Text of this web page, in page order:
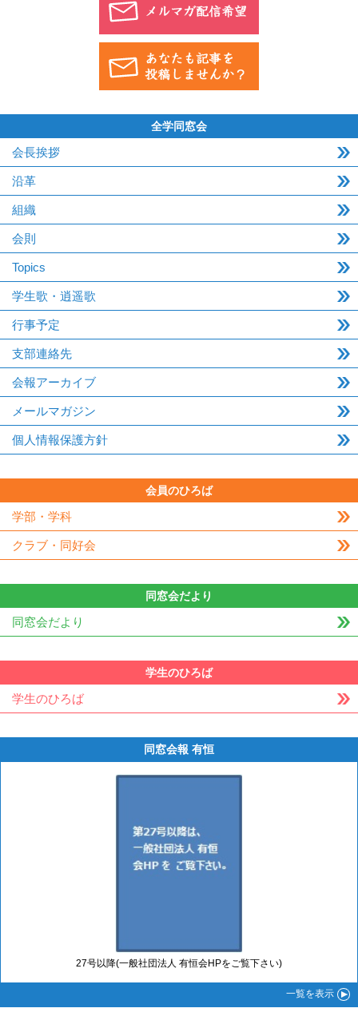
全学同窓会
会長挨拶
沿革
組織
会則
Topics
学生歌・逍遥歌
行事予定
支部連絡先
会報アーカイブ
メールマガジン
個人情報保護方針
会員のひろば
学部・学科
クラブ・同好会
同窓会だより
同窓会だより
学生のひろば
学生のひろば
同窓会報 有恒
27号以降(一般社団法人 有恒会HPをご覧下さい)
一覧を表示